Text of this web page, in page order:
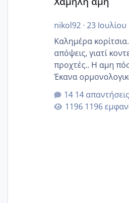
nikol92· 23 Ιουλίου
Καλημέρα
απόψεις, γιατί κοντεύω να τρελαθώ από
προχτές.. Η αμη
Έκανα
για την ηλικία
εγκυμοσύνη, που
στην 27η εβδομάδα
14 απαντήσεις
1196